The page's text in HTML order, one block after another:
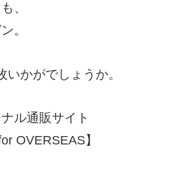
、
。
かがでしょうか。
ル通販サイト
OVERSEAS】